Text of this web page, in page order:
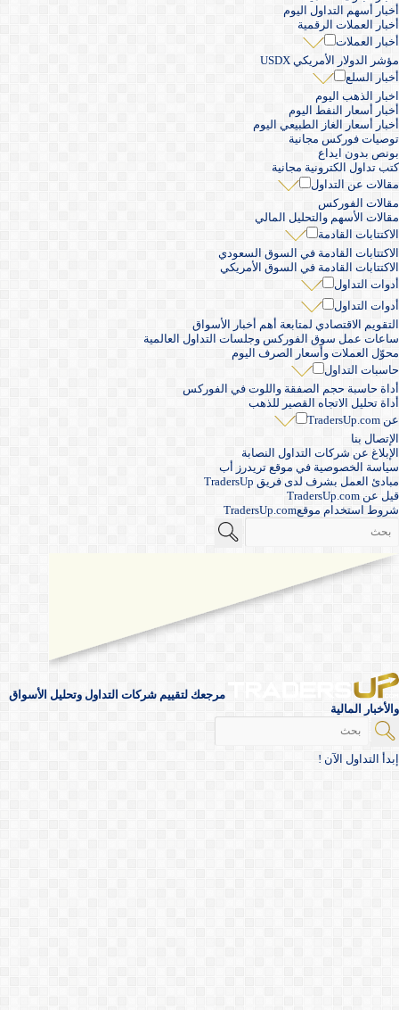
أخبار أسهم التداول اليوم
أخبار العملات الرقمية
أخبار العملات
مؤشر الدولار الأمريكي USDX
أخبار السلع
اخبار الذهب اليوم
أخبار أسعار النفط اليوم
أخبار أسعار الغاز الطبيعي اليوم
توصيات فوركس مجانية
بونص بدون ايداع
كتب تداول الكترونية مجانية
مقالات عن التداول
مقالات الفوركس
مقالات الأسهم والتحليل المالي
الاكتتابات القادمة
الاكتتابات القادمة في السوق السعودي
الاكتتابات القادمة في السوق الأمريكي
أدوات التداول
أدوات التداول
التقويم الاقتصادي لمتابعة أهم أخبار الأسواق
ساعات عمل سوق الفوركس وجلسات التداول العالمية
محوّل العملات وأسعار الصرف اليوم
حاسبات التداول
أداة حاسبة حجم الصفقة واللوت في الفوركس
أداة تحليل الاتجاه القصير للذهب
عن TradersUp.com
الإتصال بنا
الإبلاغ عن شركات التداول النصابة
سياسة الخصوصية في موقع تريدرز أب
مبادئ العمل بشرف لدى فريق TradersUp
قيل عن TradersUp.com
شروط استخدام موقعTradersUp.com
مرجعك لتقييم شركات التداول وتحليل الأسواق
والأخبار المالية
إبدأ التداول الآن !